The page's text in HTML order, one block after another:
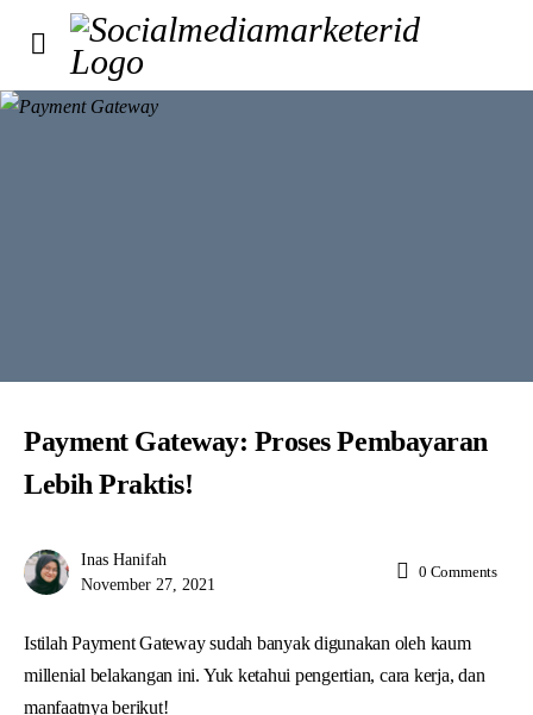
Payment Gateway: Proses Pembayaran
Lebih Praktis!
Inas Hanifah
November 27, 2021
0 Comments
Istilah Payment Gateway sudah banyak digunakan oleh kaum
millenial belakangan ini. Yuk ketahui pengertian, cara kerja, dan
manfaatnya berikut!